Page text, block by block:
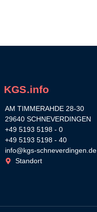
KGS.info
AM TIMMERAHDE 28-30
29640 SCHNEVERDINGEN
+49 5193 5198 - 0
+49 5193 5198 - 40
info@kgs-schneverdingen.de
Standort